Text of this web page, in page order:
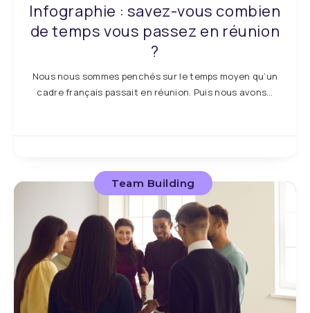
Infographie : savez-vous combien
de temps vous passez en réunion
?
Nous nous sommes penchés sur le temps moyen qu’un
cadre français passait en réunion. Puis nous avons…
Team Building